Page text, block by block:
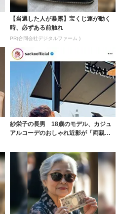
【当選した人が暴露】宝くじ運が動く
時、必ずある前触れ
PR(合同会社デジタルファーム )
紗栄子の長男 18歳のモデル、カジュ
アルコーデのおしゃれ近影が「両親の